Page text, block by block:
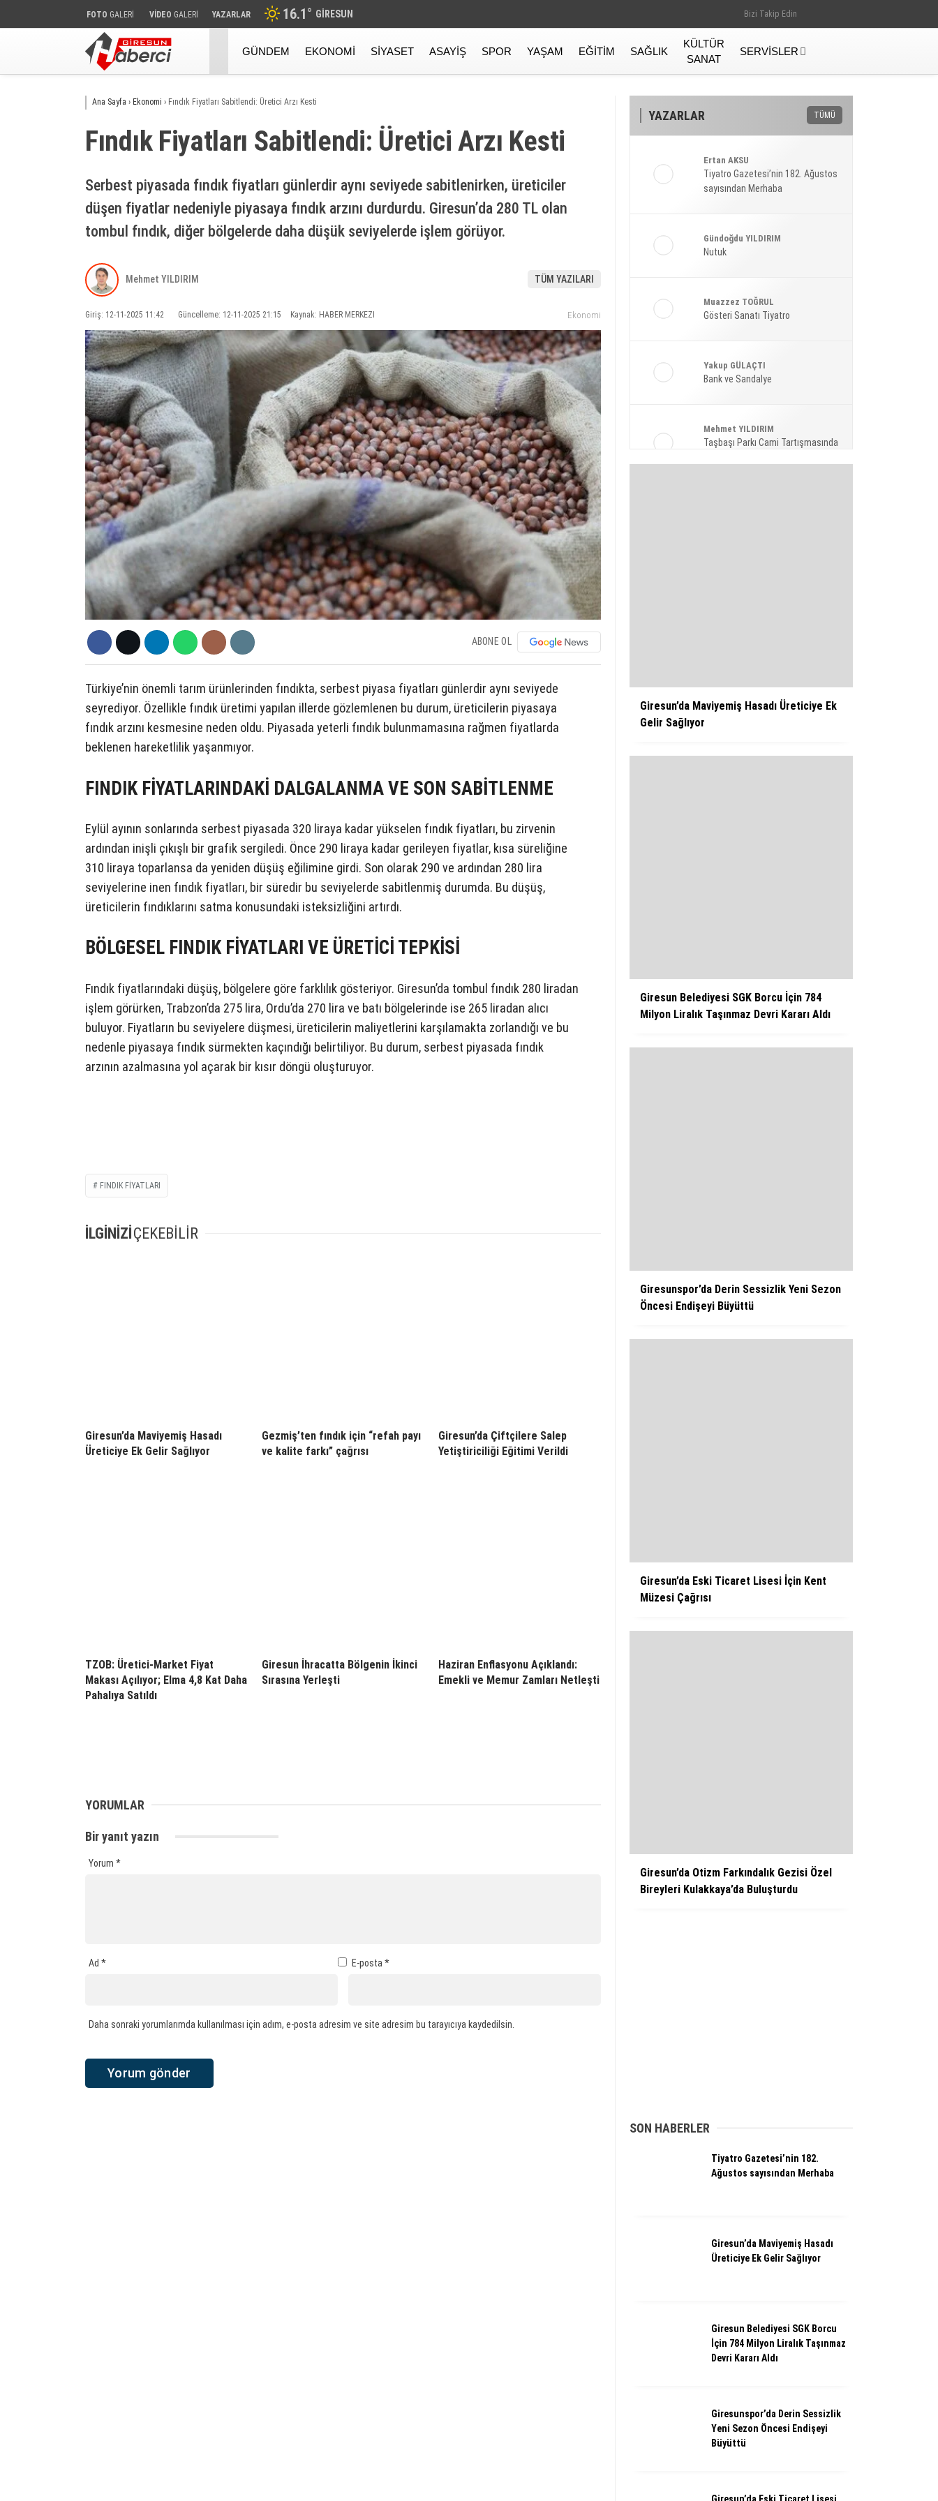
Ekonomi
FOTO GALERİ VİDEO GALERİ YAZARLAR 16.1° GIRESUN Bizi Takip Edin
GÜNDEM EKONOMI SIYASET ASAYIŞ SPOR YAŞAM EĞITIM SAĞLIK
KÜLTÜR
SANAT
SERVISLER
Ana Sayfa › Ekonomi › Fındık Fiyatları Sabitlendi: Üretici Arzı Kesti
Fındık Fiyatları Sabitlendi: Üretici Arzı Kesti
Serbest piyasada fındık fiyatları günlerdir aynı seviyede sabitlenirken, üreticiler
düşen fiyatlar nedeniyle piyasaya fındık arzını durdurdu. Giresun’da 280 TL olan
tombul fındık, diğer bölgelerde daha düşük seviyelerde işlem görüyor.
Mehmet YILDIRIM TÜM YAZILARI
Giriş: 12-11-2025 11:42 Güncelleme: 12-11-2025 21:15 Kaynak: HABER MERKEZI Ekonomi
ABONE OL
Türkiye’nin önemli tarım ürünlerinden fındıkta, serbest piyasa fiyatları günlerdir aynı seviyede
seyrediyor. Özellikle fındık üretimi yapılan illerde gözlemlenen bu durum, üreticilerin piyasaya
fındık arzını kesmesine neden oldu. Piyasada yeterli fındık bulunmamasına rağmen fiyatlarda
beklenen hareketlilik yaşanmıyor.
FINDIK FİYATLARINDAKİ DALGALANMA VE SON SABİTLENME
Eylül ayının sonlarında serbest piyasada 320 liraya kadar yükselen fındık fiyatları, bu zirvenin
ardından inişli çıkışlı bir grafik sergiledi. Önce 290 liraya kadar gerileyen fiyatlar, kısa süreliğine
310 liraya toparlansa da yeniden düşüş eğilimine girdi. Son olarak 290 ve ardından 280 lira
seviyelerine inen fındık fiyatları, bir süredir bu seviyelerde sabitlenmiş durumda. Bu düşüş,
üreticilerin fındıklarını satma konusundaki isteksizliğini artırdı.
BÖLGESEL FINDIK FİYATLARI VE ÜRETİCİ TEPKİSİ
Fındık fiyatlarındaki düşüş, bölgelere göre farklılık gösteriyor. Giresun’da tombul fındık 280 liradan
işlem görürken, Trabzon’da 275 lira, Ordu’da 270 lira ve batı bölgelerinde ise 265 liradan alıcı
buluyor. Fiyatların bu seviyelere düşmesi, üreticilerin maliyetlerini karşılamakta zorlandığı ve bu
nedenle piyasaya fındık sürmekten kaçındığı belirtiliyor. Bu durum, serbest piyasada fındık
arzının azalmasına yol açarak bir kısır döngü oluşturuyor.
FINDIK FIYATLARI
İLGİNİZİ ÇEKEBİLİR
Giresun’da Maviyemiş Hasadı
Üreticiye Ek Gelir Sağlıyor
Gezmiş’ten fındık için “refah payı
ve kalite farkı” çağrısı
Giresun’da Çiftçilere Salep
Yetiştiriciliği Eğitimi Verildi
TZOB: Üretici-Market Fiyat
Makası Açılıyor; Elma 4,8 Kat Daha
Pahalıya Satıldı
Giresun İhracatta Bölgenin İkinci
Sırasına Yerleşti
Haziran Enflasyonu Açıklandı:
Emekli ve Memur Zamları Netleşti
YORUMLAR
Bir yanıt yazın
Yorum *
Ad * E-posta *
Daha sonraki yorumlarımda kullanılması için adım, e-posta adresim ve site adresim bu tarayıcıya kaydedilsin.
YAZARLAR TÜMÜ
Ertan AKSU
Tiyatro Gazetesi’nin 182. Ağustos
sayısından Merhaba
Gündoğdu YILDIRIM
Nutuk
Muazzez TOĞRUL
Gösteri Sanatı Tiyatro
Yakup GÜLAÇTI
Bank ve Sandalye
Mehmet YILDIRIM
Taşbaşı Parkı Cami Tartışmasında
Giresun’da Maviyemiş Hasadı Üreticiye Ek
Gelir Sağlıyor
Giresun Belediyesi SGK Borcu İçin 784
Milyon Liralık Taşınmaz Devri Kararı Aldı
Giresunspor’da Derin Sessizlik Yeni Sezon
Öncesi Endişeyi Büyüttü
Giresun’da Eski Ticaret Lisesi İçin Kent
Müzesi Çağrısı
Giresun’da Otizm Farkındalık Gezisi Özel
Bireyleri Kulakkaya’da Buluşturdu
SON HABERLER
Tiyatro Gazetesi’nin 182.
Ağustos sayısından Merhaba
Giresun’da Maviyemiş Hasadı
Üreticiye Ek Gelir Sağlıyor
Giresun Belediyesi SGK Borcu
İçin 784 Milyon Liralık Taşınmaz
Devri Kararı Aldı
Giresunspor’da Derin Sessizlik
Yeni Sezon Öncesi Endişeyi
Büyüttü